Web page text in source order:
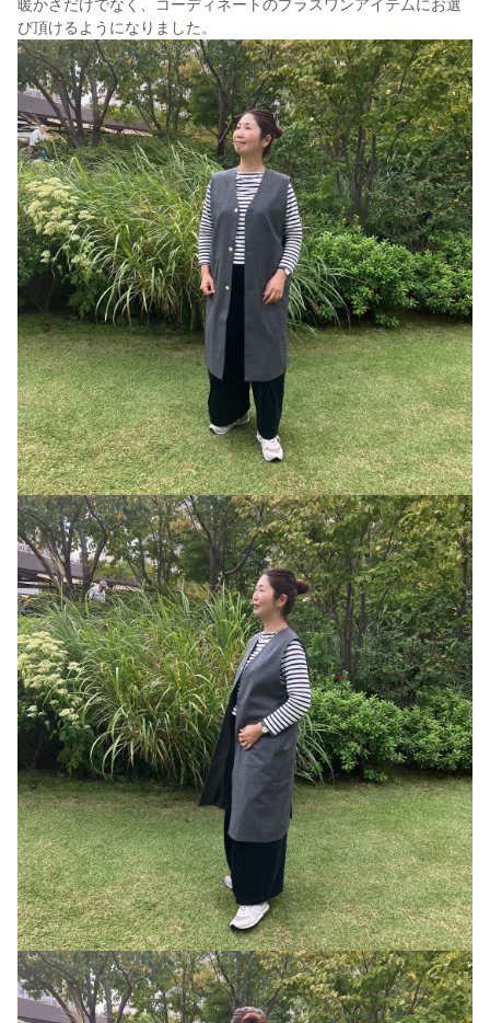
暖かさだけでなく、コーディネートのプラスワンアイテムにお選
び頂けるようになりました。